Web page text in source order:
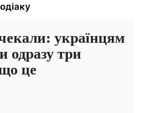
українцям
одразу три
це